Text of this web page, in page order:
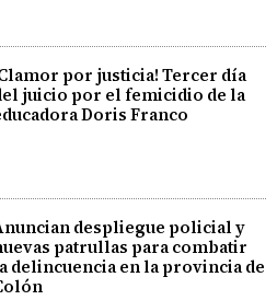
por justicia! Tercer día
juicio por el femicidio de la
Doris Franco
despliegue policial y
patrullas para combatir
delincuencia en la provincia de